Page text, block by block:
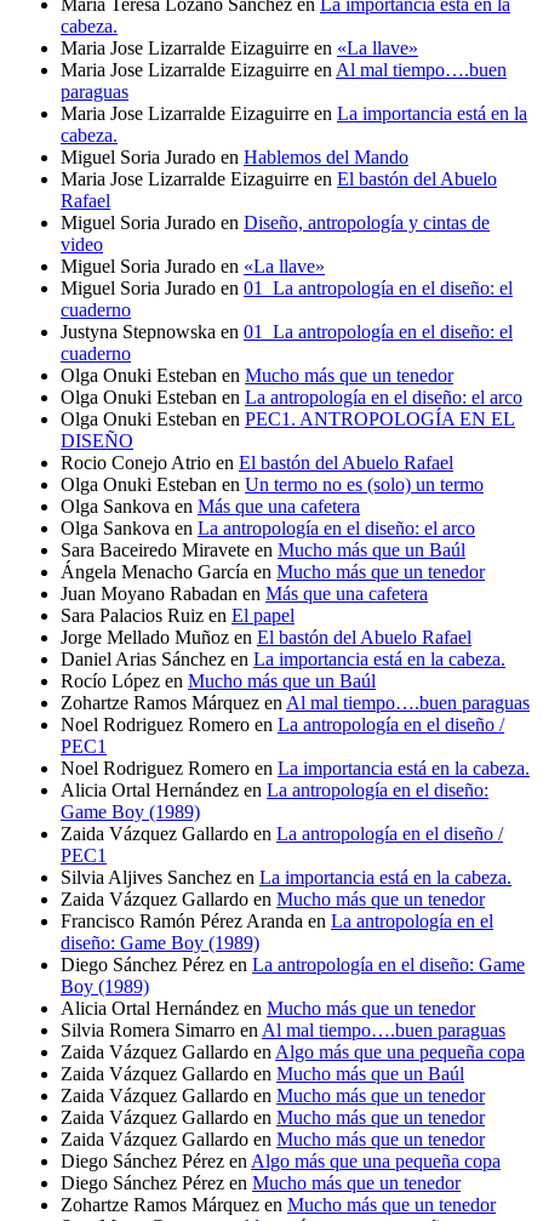
Maria Teresa Lozano Sanchez en La importancia está en la
cabeza.
Maria Jose Lizarralde Eizaguirre en «La llave»
Maria Jose Lizarralde Eizaguirre en Al mal tiempo….buen
paraguas
Maria Jose Lizarralde Eizaguirre en La importancia está en la
cabeza.
Miguel Soria Jurado en Hablemos del Mando
Maria Jose Lizarralde Eizaguirre en El bastón del Abuelo
Rafael
Miguel Soria Jurado en Diseño, antropología y cintas de
video
Miguel Soria Jurado en «La llave»
Miguel Soria Jurado en 01_La antropología en el diseño: el
cuaderno
Justyna Stepnowska en 01_La antropología en el diseño: el
cuaderno
Olga Onuki Esteban en Mucho más que un tenedor
Olga Onuki Esteban en La antropología en el diseño: el arco
Olga Onuki Esteban en PEC1. ANTROPOLOGÍA EN EL
DISEÑO
Rocio Conejo Atrio en El bastón del Abuelo Rafael
Olga Onuki Esteban en Un termo no es (solo) un termo
Olga Sankova en Más que una cafetera
Olga Sankova en La antropología en el diseño: el arco
Sara Baceiredo Miravete en Mucho más que un Baúl
Ángela Menacho García en Mucho más que un tenedor
Juan Moyano Rabadan en Más que una cafetera
Sara Palacios Ruiz en El papel
Jorge Mellado Muñoz en El bastón del Abuelo Rafael
Daniel Arias Sánchez en La importancia está en la cabeza.
Rocío López en Mucho más que un Baúl
Zohartze Ramos Márquez en Al mal tiempo….buen paraguas
Noel Rodriguez Romero en La antropología en el diseño /
PEC1
Noel Rodriguez Romero en La importancia está en la cabeza.
Alicia Ortal Hernández en La antropología en el diseño:
Game Boy (1989)
Zaida Vázquez Gallardo en La antropología en el diseño /
PEC1
Silvia Aljives Sanchez en La importancia está en la cabeza.
Zaida Vázquez Gallardo en Mucho más que un tenedor
Francisco Ramón Pérez Aranda en La antropología en el
diseño: Game Boy (1989)
Diego Sánchez Pérez en La antropología en el diseño: Game
Boy (1989)
Alicia Ortal Hernández en Mucho más que un tenedor
Silvia Romera Simarro en Al mal tiempo….buen paraguas
Zaida Vázquez Gallardo en Algo más que una pequeña copa
Zaida Vázquez Gallardo en Mucho más que un Baúl
Zaida Vázquez Gallardo en Mucho más que un tenedor
Zaida Vázquez Gallardo en Mucho más que un tenedor
Zaida Vázquez Gallardo en Mucho más que un tenedor
Diego Sánchez Pérez en Algo más que una pequeña copa
Diego Sánchez Pérez en Mucho más que un tenedor
Zohartze Ramos Márquez en Mucho más que un tenedor